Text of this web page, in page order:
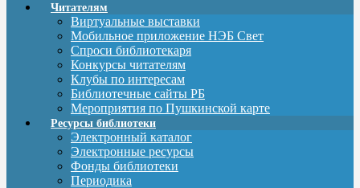
Читателям
Виртуальные выставки
Мобильное приложение НЭБ Свет
Спроси библиотекаря
Конкурсы читателям
Клубы по интересам
Библиотечные сайты РБ
Мероприятия по Пушкинской карте
Ресурсы библиотеки
Электронный каталог
Электронные ресурсы
Фонды библиотеки
Периодика